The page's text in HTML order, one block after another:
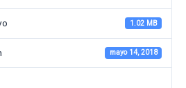
1.02 MB
mayo 14, 2018